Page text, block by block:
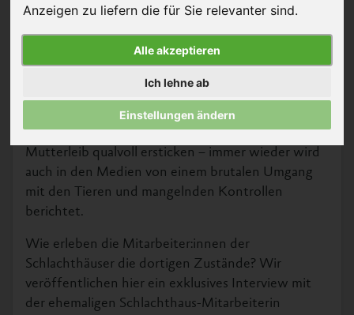
Anzeigen zu liefern die für Sie relevanter sind.
Alle akzeptieren
Ich lehne ab
Einstellungen ändern
Hunderttausende unzureichend betäubte Tiere pro
Jahr, geschlachtete Kühe, deren Föten im
Mutterleib qualvoll ersticken – immer wieder wird
auch in den Medien von einem brutalen Umgang
mit den Tieren und mangelnden Kontrollen
berichtet.
Wie erleben die Mitarbeiter:innen der
Schlachthäuser die dortigen Zustände? Wir
veröffentlichen hier ein exklusives Interview mit
der ehemaligen Schlachthaus-Mitarbeiterin